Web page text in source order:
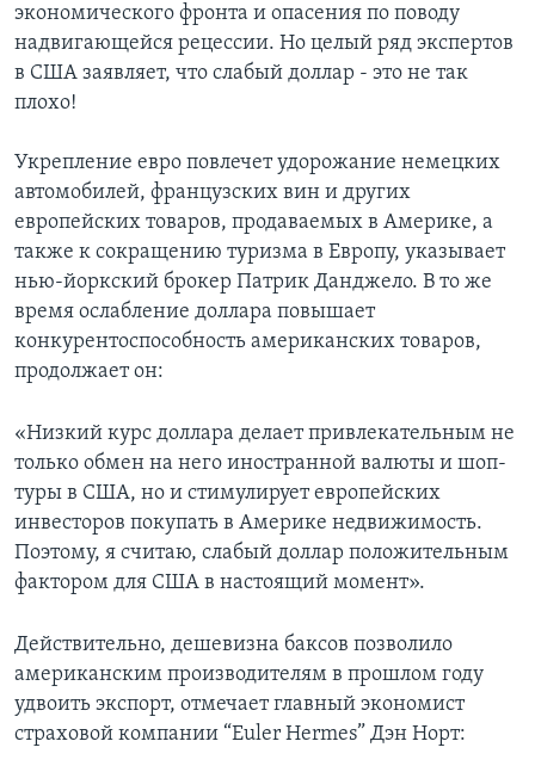
АМЕРИКА. БОЛЬШОЕ ПУТЕШЕСТВИЕ
ПОДПИСКА НА НОВОСТИ
Learning English
Языки
экономического фронта и опасения по поводу
надвигающейся рецессии. Но целый ряд экспертов
в США заявляет, что слабый доллар - это не так
плохо!
Укрепление евро повлечет удорожание немецких
автомобилей, французских вин и других
европейских товаров, продаваемых в Америке, а
также к сокращению туризма в Европу, указывает
нью-йоркский брокер Патрик Данджело. В то же
время ослабление доллара повышает
конкурентоспособность американских товаров,
продолжает он:
«Низкий курс доллара делает привлекательным не
только обмен на него иностранной валюты и шоп-
туры в США, но и стимулирует европейских
инвесторов покупать в Америке недвижимость.
Поэтому, я считаю, слабый доллар положительным
фактором для США в настоящий момент».
Действительно, дешевизна баксов позволило
американским производителям в прошлом году
удвоить экспорт, отмечает главный экономист
страховой компании “Euler Hermes” Дэн Норт: